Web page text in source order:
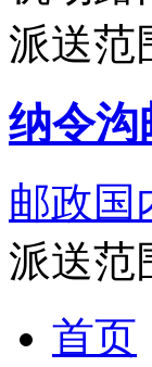
派送范
纳令沟
邮政国
派送范
首页